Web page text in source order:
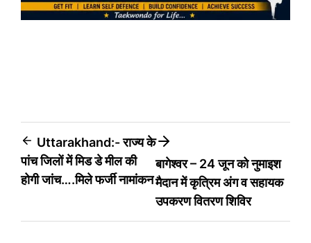
Post
navigation
Uttarakhand:- राज्य के
पांच जिलों में मिड डे मील की
होगी जांच….मिले फर्जी नामांकन
बागेश्वर – 24 जून को नुमाइश
मैदान में कृत्रिम अंग व सहायक
उपकरण वितरण शिविर